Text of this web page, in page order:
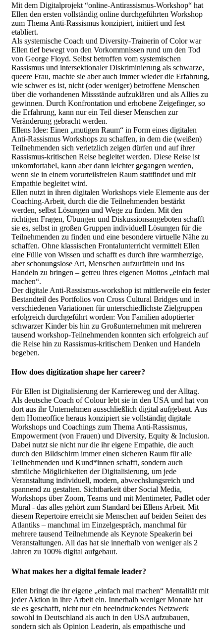
Mit dem Digitalprojekt “online-Antirassismus-Workshop“ hat
Ellen den ersten vollständig online durchgeführten Workshop
zum Thema Anti-Rassismus konzipiert, initiiert und fest
etabliert.
Als systemische Coach und Diversity-Trainerin of Color war
Ellen tief bewegt von den Vorkommnissen rund um den Tod
von George Floyd. Selbst betroffen vom systemischen
Rassismus und intersektionaler Diskriminierung als schwarze,
queere Frau, machte sie aber auch immer wieder die Erfahrung,
wie schwer es ist, nicht (oder weniger) betroffene Menschen
über die vorhandenen Missstände aufzuklären und als Allies zu
gewinnen. Durch Konfrontation und erhobene Zeigefinger, so
die Erfahrung, kann nur ein Teil dieser Menschen zur
Veränderung gebracht werden.
Ellens Idee: Einen „mutigen Raum“ in Form eines digitalen
Anti-Rassismus Workshops zu schaffen, in dem die (weißen)
Teilnehmenden sich verletzlich zeigen dürfen und auf ihrer
Rassismus-kritischen Reise begleitet werden. Diese Reise ist
unkomfortabel, kann aber dann leichter gegangen werden,
wenn sie in einem vorurteilsfreien Raum stattfindet und mit
Empathie begleitet wird.
Ellen nutzt in ihren digitalen Workshops viele Elemente aus der
Coaching-Arbeit, durch die die Teilnehmenden bestärkt
werden, selbst Lösungen und Wege zu finden. Mit den
richtigen Fragen, Übungen und Diskussionsangeboten schafft
sie es, selbst in großen Gruppen individuell Lösungen für die
Teilnehmenden zu finden und eine besondere virtuelle Nähe zu
schaffen. Ohne klassischen Frontalunterricht vermittelt Ellen
eine Fülle von Wissen und schafft es durch ihre warmherzige,
aber schonungslose Art, Menschen aufzurütteln und ins
Handeln zu bringen – getreu ihres eigenen Mottos „einfach mal
machen“.
Der digitale Anti-Rassismus-workshop ist mittlerweile ein fester
Bestandteil des Portfolios von Cross Cultural Bridges und in
verschiedenen Variationen für unterschiedlichste Zielgruppen
erfolgreich durchgeführt worden: Von Familien adoptierter
schwarzer Kinder bis hin zu Großunternehmen mit mehreren
tausend workshop-Teilnehmenden konnten sich erfolgreich auf
die Reise hin zu Rassismus-kritischem Denken und Handeln
begeben.
How does digitization shape her career?
Für Ellen ist Digitalisierung der Karriereweg und der Alltag.
Als deutsche Coach of Colour lebt sie in den USA und hat von
dort aus ihr Unternehmen ausschließlich digital aufgebaut. Aus
dem Homeoffice heraus konzipiert sie vollständig digitale
Workshops und Coachings zum Thema Anti-Rassismus,
Empowerment (von Frauen) und Diversity, Equity & Inclusion.
Dabei nutzt sie nicht nur die ihr eigene Empathie, die auch
durch den Bildschirm immer einen sicheren Raum für alle
Teilnehmenden und Kund*innen schafft, sondern auch
sämtliche Möglichkeiten der Digitalisierung, um jede
Veranstaltung individuell, modern, abwechslungsreich und
spannend zu gestalten. Sichtbarkeit über Social Media,
Workshops über Zoom, Teams und mit Mentimeter, Padlet oder
Mural - das alles gehört zum Standard bei Ellens Arbeit. Mit
diesem Repertoire erreicht sie Menschen auf beiden Seiten des
Atlantiks – manchmal im Einzelgespräch, manchmal für
mehrere tausend Teilnehmende als Keynote Speakerin bei
Veranstaltungen. All das hat sie innerhalb von weniger als 2
Jahren zu 100% digital aufgebaut.
What makes her a digital female leader?
Ellen bringt die ihr eigene „einfach mal machen“ Mentalität mit
jeder Aktion in ihre Arbeit ein. Innerhalb weniger Monate hat
sie es geschafft, nicht nur ein beeindruckendes Netzwerk
sowohl in Deutschland als auch in den USA aufzubauen,
sondern sich als Opinion Leaderin, als empathische und